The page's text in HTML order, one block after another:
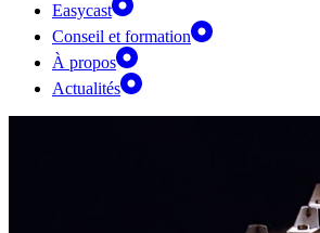
Easycast
Conseil et formation
À propos
Actualités